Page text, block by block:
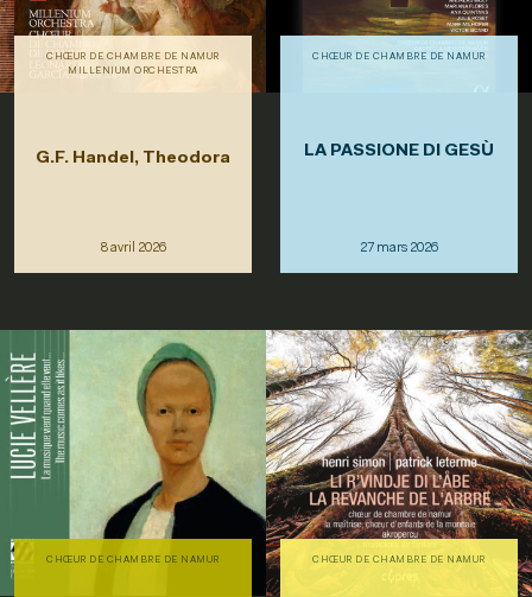
CHŒUR DE CHAMBRE DE NAMUR
MILLENIUM ORCHESTRA
G.F. Handel, Theodora
8 avril 2026
CHŒUR DE CHAMBRE DE NAMUR
LA PASSIONE DI GESÙ
27 mars 2026
CHŒUR DE CHAMBRE DE NAMUR CHŒUR DE CHAMBRE DE NAMUR